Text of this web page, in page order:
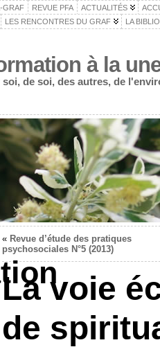
GRAF REVUE PFA ACTUALITÉS
LES RENCONTRES DU GRAF LA
à la
de soi, des autres, de
« Revue d’étude des pratiques
psychosociales N°5 (2013)
La voie
de